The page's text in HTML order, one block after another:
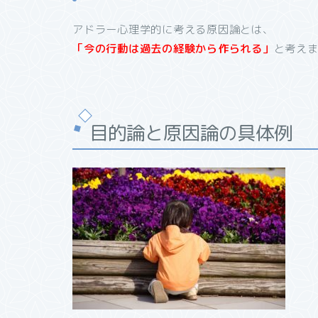
アドラー心理学的に考える原因論とは、
「今の行動は過去の経験から作られる」 と考え
目的論と原因論の具体例